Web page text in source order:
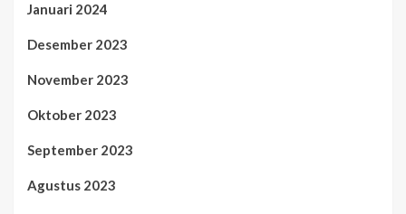
Januari 2024
Desember 2023
November 2023
Oktober 2023
September 2023
Agustus 2023